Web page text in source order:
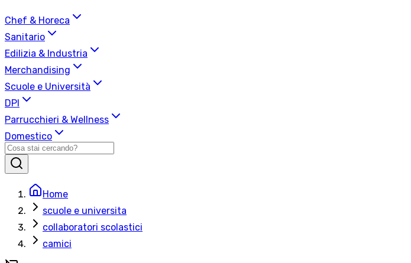
Chef & Horeca
Sanitario
Edilizia & Industria
Merchandising
Scuole e Università
DPI
Parrucchieri & Wellness
Domestico
Home
scuole e universita
collaboratori scolastici
camici